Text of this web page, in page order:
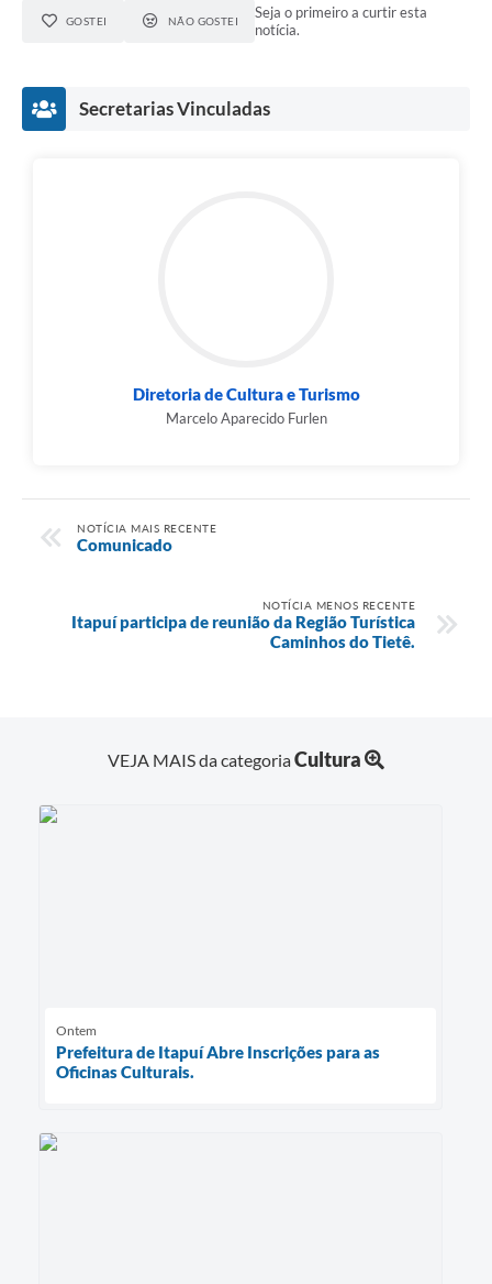
GOSTEI NÃO GOSTEI
Seja o primeiro a curtir esta
notícia.
Secretarias Vinculadas
Diretoria de Cultura e Turismo
Marcelo Aparecido Furlen
NOTÍCIA MAIS RECENTE
Comunicado
NOTÍCIA MENOS RECENTE
Itapuí participa de reunião da Região Turística
Caminhos do Tietê.
VEJA MAIS da categoriaCultura
Ontem
Prefeitura de Itapuí Abre Inscrições para as
Oficinas Culturais.